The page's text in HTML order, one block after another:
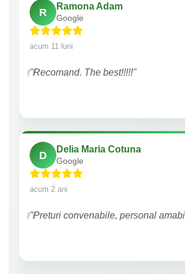
R
Ramona Adam
Google
acum 11 luni
"Recomand. The best!!!!!"
D
Delia Maria Cotuna
Google
acum 2 ani
"Preturi convenabile, personal